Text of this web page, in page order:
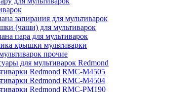
запирания для мультиварок
(чаши) для мультиварок
пара для мультиварок
крышки мультиварки
прочие
для мультиварок Redmond
Redmond RMC-M4505
Redmond RMC-M4504
Redmond RMC-PM190